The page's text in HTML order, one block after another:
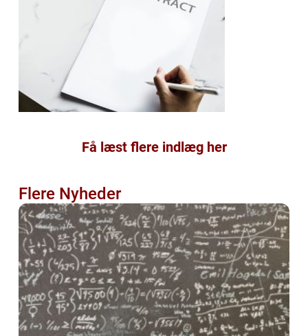
Få læst flere indlæg her
Flere Nyheder